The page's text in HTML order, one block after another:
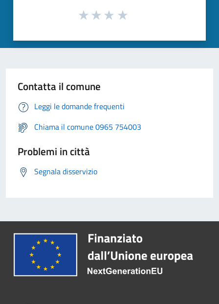
Contatta il comune
Leggi le domande frequenti
Chiama il comune 0965 754003
Problemi in città
Segnala disservizio